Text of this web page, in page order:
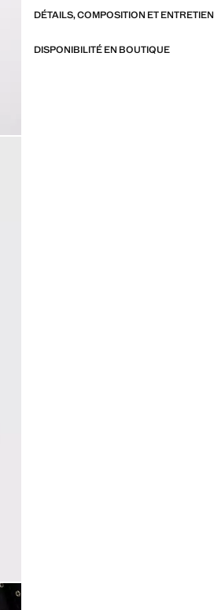
DÉTAILS, COMPOSITION ET ENTRETIEN
DISPONIBILITÉ EN BOUTIQUE